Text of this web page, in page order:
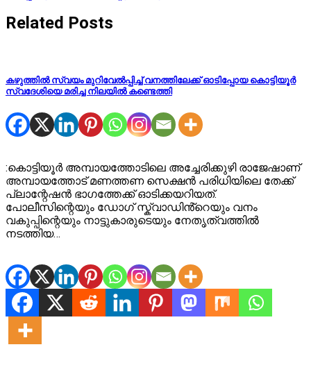
Related Posts
കഴുത്തിൽ സ്വയം മുറിവേൽപ്പിച്ച് വനത്തിലേക്ക് ഓടിപ്പോയ കൊട്ടിയൂർ
സ്വദേശിയെ മരിച്ച നിലയിൽ കണ്ടെത്തി
:കൊട്ടിയൂർ അമ്പായത്തോടിലെ അച്ചേരിക്കുഴി രാജേഷാണ്
അമ്പായത്തോട് മണത്തണ സെക്ഷൻ പരിധിയിലെ തേക്ക്
പ്ലാന്റേഷൻ ഭാഗത്തേക്ക് ഓടിക്കയറിയത്.
പോലീസിന്റെയും ഡോഗ് സ്ക്വാഡിൻ്റെയും വനം
വകുപ്പിന്റെയും നാട്ടുകാരുടെയും നേതൃത്വത്തിൽ
നടത്തിയ…